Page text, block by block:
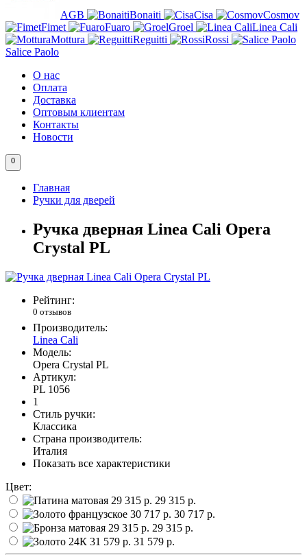
AGB Bonaiti Cisa
Cosmov
Fimet
Fuaro Groel
Linea Cali
Mottura
Reguitti
Rossi
Salice Paolo
О нас
Оплата
Доставка
Оптовым клиентам
Контакты
Новости
0
Главная
Ручки для дверей
Ручка дверная Linea Cali Opera
Crystal PL
Рейтинг:
0 отзывов
Производитель:
Linea Cali
Модель:
Opera Crystal PL
Артикул:
PL 1056
1
Стиль ручки:
Классика
Страна производитель:
Италия
Показать все характеристики
Цвет:
29 315 р.
30 717 р.
29 315 р.
31 579 р.